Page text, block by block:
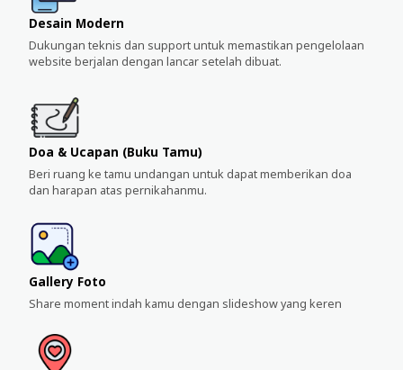
Desain Modern
Dukungan teknis dan support untuk memastikan pengelolaan
website berjalan dengan lancar setelah dibuat.
Doa & Ucapan (Buku Tamu)
Beri ruang ke tamu undangan untuk dapat memberikan doa
dan harapan atas pernikahanmu.
Gallery Foto
Share moment indah kamu dengan slideshow yang keren